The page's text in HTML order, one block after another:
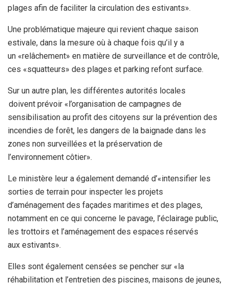
plages afin de faciliter la circulation des estivants».
Une problématique majeure qui revient chaque saison
estivale, dans la mesure où à chaque fois qu’il y a
un «relâchement» en matière de surveillance et de contrôle,
ces «squatteurs» des plages et parking refont surface.
Sur un autre plan, les différentes autorités locales
doivent prévoir «l’organisation de campagnes de
sensibilisation au profit des citoyens sur la prévention des
incendies de forêt, les dangers de la baignade dans les
zones non surveillées et la préservation de
l’environnement côtier».
Le ministère leur a également demandé d’«intensifier les
sorties de terrain pour inspecter les projets
d’aménagement des façades maritimes et des plages,
notamment en ce qui concerne le pavage, l’éclairage public,
les trottoirs et l’aménagement des espaces réservés
aux estivants».
Elles sont également censées se pencher sur «la
réhabilitation et l’entretien des piscines, maisons de jeunes,